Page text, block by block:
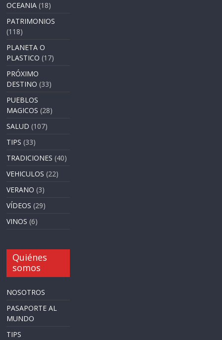
OCEANIA (18)
PATRIMONIOS
(118)
PLANETA O
PLASTICO (17)
PRÓXIMO
DESTINO (33)
PUEBLOS
MAGICOS (28)
SALUD (107)
TIPS (33)
TRADICIONES (40)
VEHICULOS (22)
VERANO (3)
VÍDEOS (29)
VINOS (6)
Quiénes
somos
NOSOTROS
PASAPORTE AL
MUNDO
TIPS